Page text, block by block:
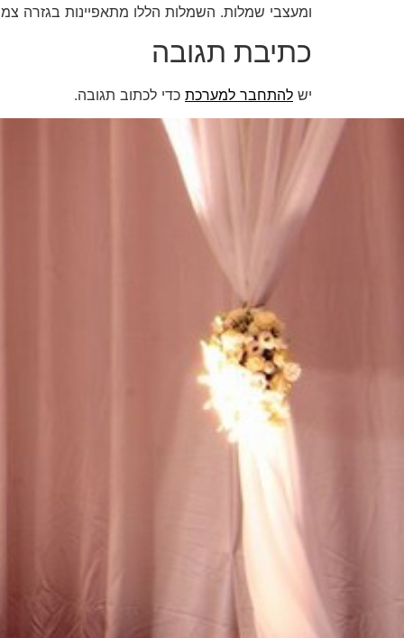
ומעצבי שמלות. השמלות הללו מתאפיינות בגזרה
כתיבת תגובה
יש להתחבר למערכת כדי לכתוב תגובה.